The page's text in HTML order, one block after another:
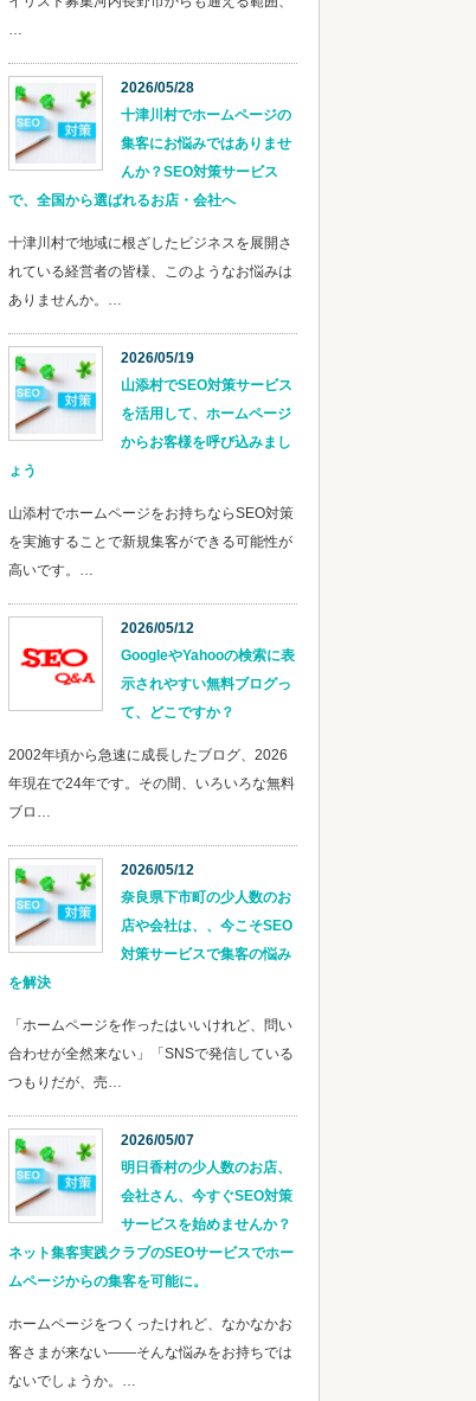
…
2026/05/28
十津川村でホームページの
集客にお悩みではありませ
んか？SEO対策サービス
で、全国から選ばれるお店・会社へ
十津川村で地域に根ざしたビジネスを展開さ
れている経営者の皆様、このようなお悩みは
ありませんか。…
2026/05/19
山添村でSEO対策サービス
を活用して、ホームページ
からお客様を呼び込みまし
ょう
山添村でホームページをお持ちならSEO対策
を実施することで新規集客ができる可能性が
高いです。…
2026/05/12
GoogleやYahooの検索に表
示されやすい無料ブログっ
て、どこですか？
2002年頃から急速に成長したブログ、2026
年現在で24年です。その間、いろいろな無料
ブロ…
2026/05/12
奈良県下市町の少人数のお
店や会社は、、今こそSEO
対策サービスで集客の悩み
を解決
「ホームページを作ったはいいけれど、問い
合わせが全然来ない」「SNSで発信している
つもりだが、売…
2026/05/07
明日香村の少人数のお店、
会社さん、今すぐSEO対策
サービスを始めませんか？
ネット集客実践クラブのSEOサービスでホー
ムページからの集客を可能に。
ホームページをつくったけれど、なかなかお
客さまが来ない——そんな悩みをお持ちでは
ないでしょうか。…